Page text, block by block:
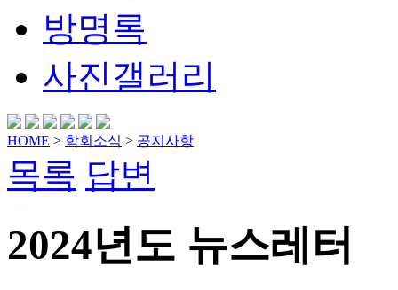
방명록
사진갤러리
HOME > 학회소식 > 공지사항
목록 답변
2024년도 뉴스레터